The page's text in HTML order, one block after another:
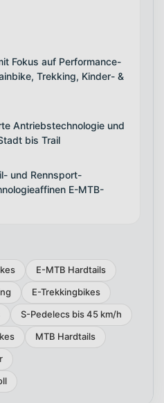
Fokus auf Performance-
Trekking, Kinder- &
Antriebstechnologie und
bis Trail
und Rennsport-
E-MTB-
E-MTB Hardtails
E-Trekkingbikes
S-Pedelecs bis 45 km/h
MTB Hardtails